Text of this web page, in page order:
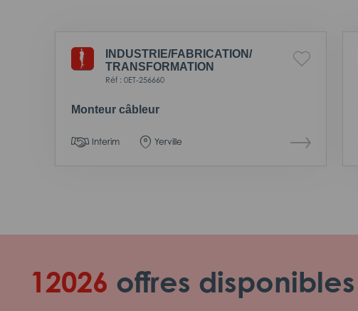
INDUSTRIE/FABRICATION/
TRANSFORMATION
Réf : 0ET-256660
Monteur câbleur
Interim Yerville
12026 offres disponibles